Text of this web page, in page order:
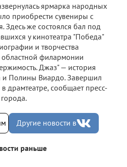
ярмарка народных
приобрести сувениры с
Здесь же состоялся бал под
у кинотеатра "Победа"
и творчества
областной филармонии
Джаз" — история
и Полины Виардо. Завершил
драмтеатре, сообщает пресс-
Другие новости в
раньше